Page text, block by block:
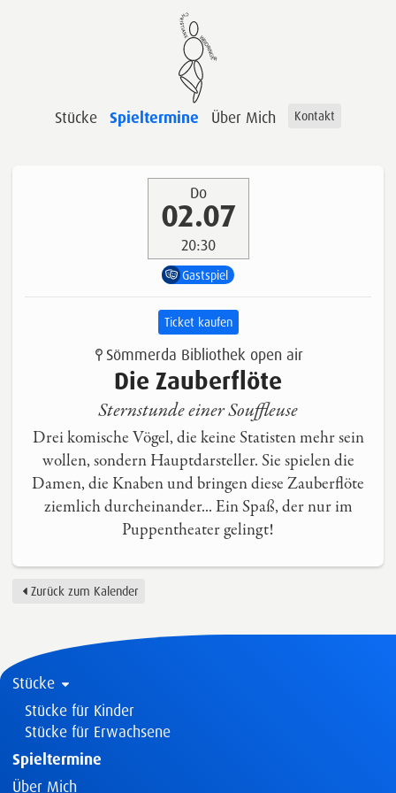
Stücke Spieltermine Über Mich Kontakt
Sömmerda Bibliothek open air
Die Zauberflöte
Sternstunde einer Souffleuse
Drei komische Vögel, die keine Statisten mehr sein
wollen, sondern Hauptdarsteller. Sie spielen die
Damen, die Knaben und bringen diese Zauberflöte
ziemlich durcheinander... Ein Spaß, der nur im
Puppentheater gelingt!
Do
02.07
20:30
Gastspiel
Ticket kaufen
Zurück zum Kalender
Stücke
Stücke für Kinder
Stücke für Erwachsene
Spieltermine
Über Mich